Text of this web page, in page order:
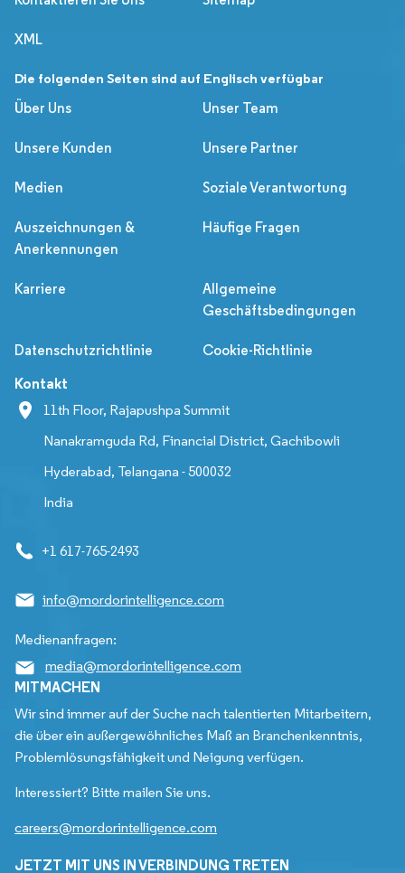
XML
Die folgenden Seiten sind auf Englisch verfügbar
Über Uns
Unser Team
Unsere Kunden Unsere Partner
Medien Soziale Verantwortung
Auszeichnungen &
Anerkennungen
Häufige Fragen
Karriere
Allgemeine
Geschäftsbedingungen
Datenschutzrichtlinie Cookie-Richtlinie
Kontakt
11th Floor, Rajapushpa Summit
Nanakramguda Rd, Financial District, Gachibowli
Hyderabad, Telangana - 500032
India
+1 617-765-2493
info@mordorintelligence.com
Medienanfragen:
media@mordorintelligence.com
MITMACHEN
Wir sind immer auf der Suche nach talentierten Mitarbeitern,
die über ein außergewöhnliches Maß an Branchenkenntnis,
Problemlösungsfähigkeit und Neigung verfügen.
Interessiert? Bitte mailen Sie uns.
careers@mordorintelligence.com
JETZT MIT UNS IN VERBINDUNG TRETEN